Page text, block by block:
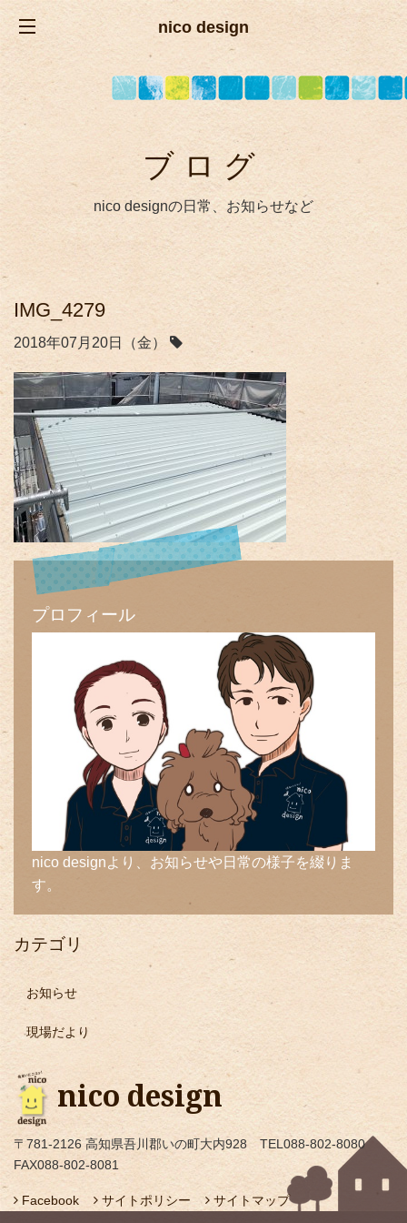
nico design
ブログ
nico designの日常、お知らせなど
IMG_4279
2018年07月20日（金）
プロフィール
nico designより、お知らせや日常の様子を綴りま
す。
カテゴリ
お知らせ
現場だより
nico design
〒781-2126 高知県吾川郡いの町大内928 TEL088-802-8080
FAX088-802-8081
Facebook サイトポリシー サイトマップ